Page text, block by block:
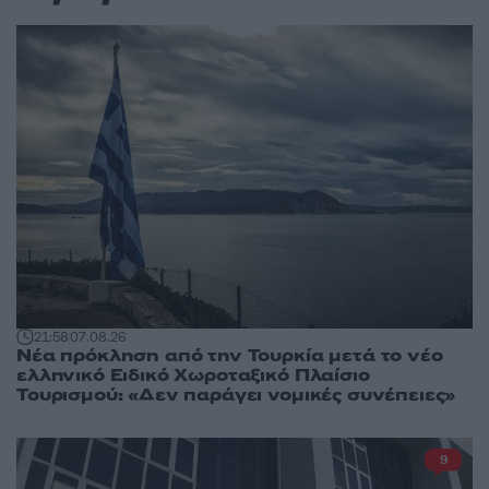
21:5807.08.26
Νέα πρόκληση από την Τουρκία μετά το νέο
ελληνικό Ειδικό Χωροταξικό Πλαίσιο
Τουρισμού: «Δεν παράγει νομικές συνέπειες»
9